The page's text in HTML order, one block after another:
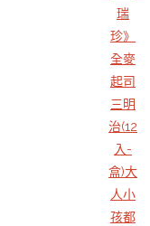
瑞
珍》
全麥
起司
三明
治(12
入-
盒)大
人小
孩都